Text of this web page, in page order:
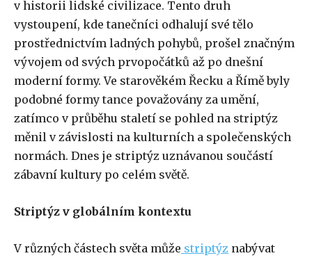
v historii lidské civilizace. Tento druh
vystoupení, kde tanečníci odhalují své tělo
prostřednictvím ladných pohybů, prošel značným
vývojem od svých prvopočátků až po dnešní
moderní formy. Ve starověkém Řecku a Římě byly
podobné formy tance považovány za umění,
zatímco v průběhu staletí se pohled na striptýz
měnil v závislosti na kulturních a společenských
normách. Dnes je striptýz uznávanou součástí
zábavní kultury po celém světě.
Striptýz v globálním kontextu
V různých částech světa může striptýz nabývat